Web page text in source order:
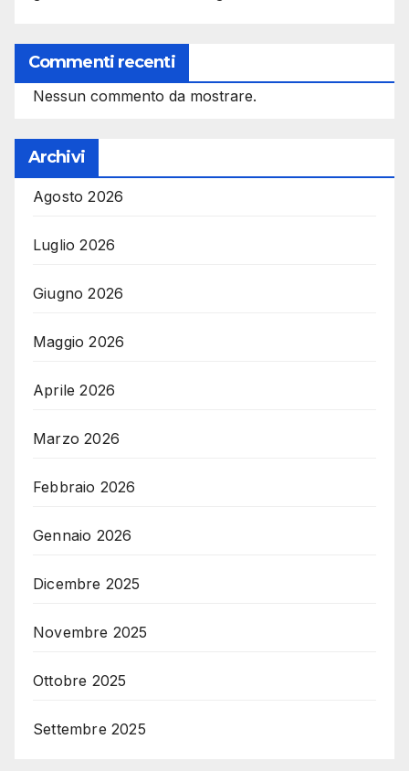
Commenti recenti
Nessun commento da mostrare.
Archivi
Agosto 2026
Luglio 2026
Giugno 2026
Maggio 2026
Aprile 2026
Marzo 2026
Febbraio 2026
Gennaio 2026
Dicembre 2025
Novembre 2025
Ottobre 2025
Settembre 2025